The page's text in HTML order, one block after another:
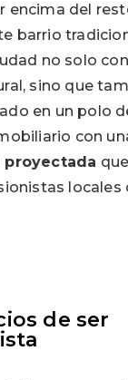
encima del
barrio
no solo
sino que
en un polo
con
locales
de ser